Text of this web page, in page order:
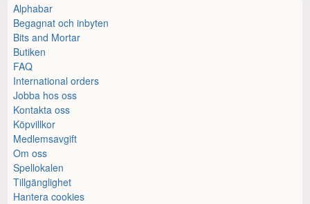
Alphabar
Begagnat och inbyten
Bits and Mortar
Butiken
FAQ
International orders
Jobba hos oss
Kontakta oss
Köpvillkor
Medlemsavgift
Om oss
Spellokalen
Tillgänglighet
Hantera cookies